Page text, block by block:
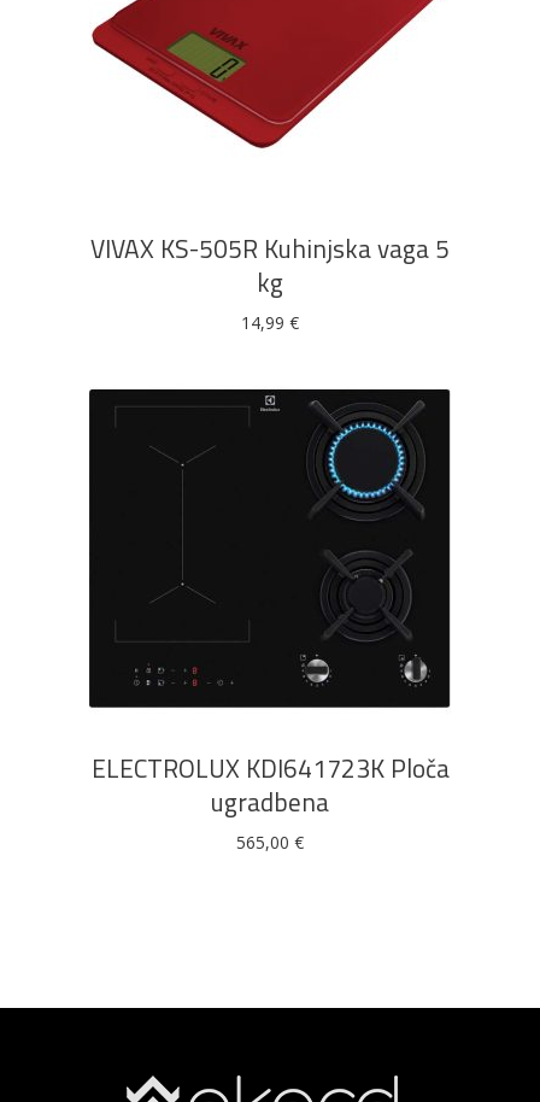
DODAJ U KOŠARICU
VIVAX KS-505R Kuhinjska vaga 5
kg
14,99 €
DODAJ U KOŠARICU
ELECTROLUX KDI641723K Ploča
ugradbena
565,00 €